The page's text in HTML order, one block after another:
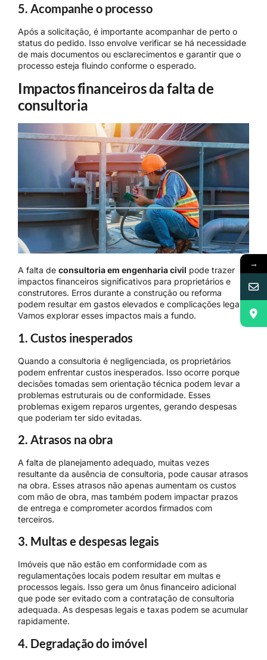
5. Acompanhe o processo
Após a solicitação, é importante acompanhar de perto o
status do pedido. Isso envolve verificar se há necessidade
de mais documentos ou esclarecimentos e garantir que o
processo esteja fluindo conforme o esperado.
Impactos financeiros da falta de
consultoria
A falta de consultoria em engenharia civil pode trazer
impactos financeiros significativos para proprietários e
construtores. Erros durante a construção ou reforma
podem resultar em gastos elevados e complicações legais.
Vamos explorar esses impactos mais a fundo.
1. Custos inesperados
Quando a consultoria é negligenciada, os proprietários
podem enfrentar custos inesperados. Isso ocorre porque
decisões tomadas sem orientação técnica podem levar a
problemas estruturais ou de conformidade. Esses
problemas exigem reparos urgentes, gerando despesas
que poderiam ter sido evitadas.
2. Atrasos na obra
A falta de planejamento adequado, muitas vezes
resultante da ausência de consultoria, pode causar atrasos
na obra. Esses atrasos não apenas aumentam os custos
com mão de obra, mas também podem impactar prazos
de entrega e comprometer acordos firmados com
terceiros.
3. Multas e despesas legais
Imóveis que não estão em conformidade com as
regulamentações locais podem resultar em multas e
processos legais. Isso gera um ônus financeiro adicional
que pode ser evitado com a contratação de consultoria
adequada. As despesas legais e taxas podem se acumular
rapidamente.
4. Degradação do imóvel
→